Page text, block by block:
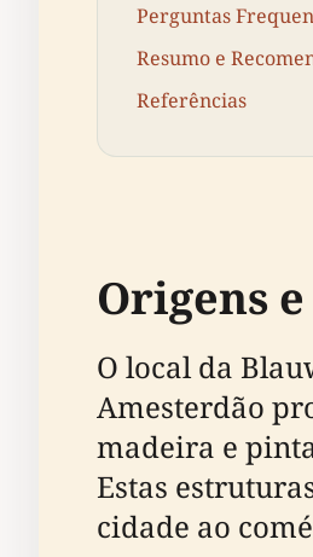
Perguntas
Resumo e
Referências
Origens
O local da
Amesterdão
madeira e
Estas
cidade ao